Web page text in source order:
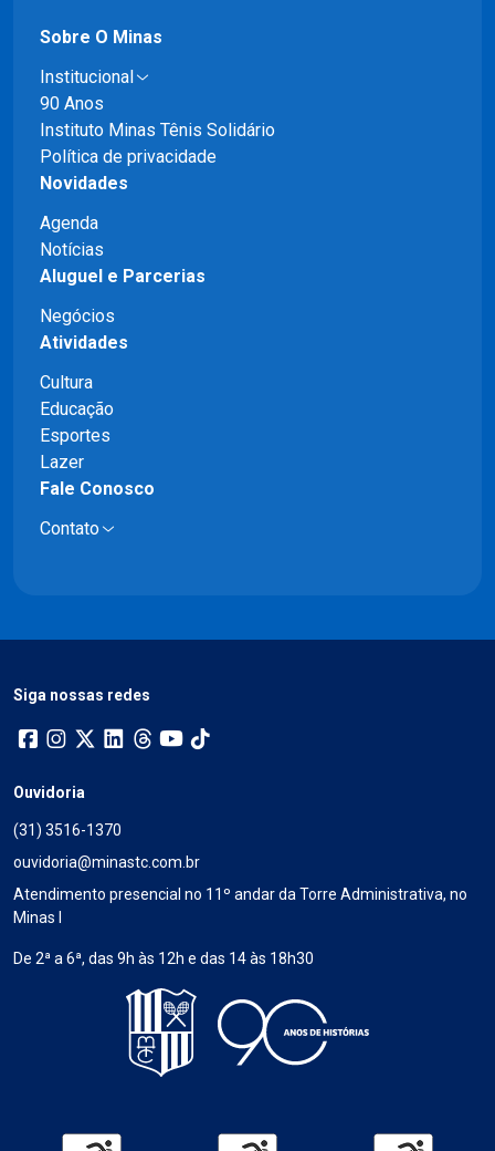
Sobre O Minas
Institucional
90 Anos
Instituto Minas Tênis Solidário
Política de privacidade
Novidades
Agenda
Notícias
Aluguel e Parcerias
Negócios
Atividades
Cultura
Educação
Esportes
Lazer
Fale Conosco
Contato
Siga nossas redes
Ouvidoria
(31) 3516-1370
ouvidoria@minastc.com.br
Atendimento presencial no 11º andar da Torre Administrativa, no
Minas I
De 2ª a 6ª, das 9h às 12h e das 14 às 18h30